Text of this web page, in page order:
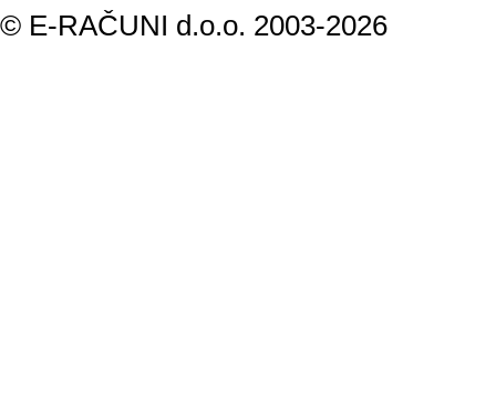
© E-RAČUNI d.o.o. 2003-2026